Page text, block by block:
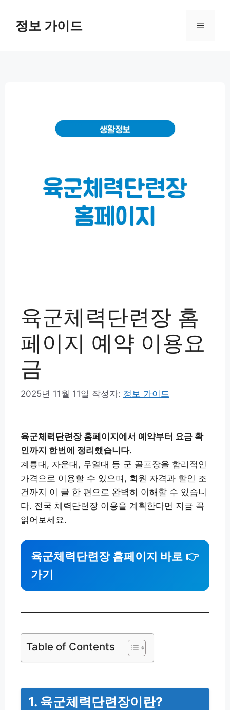
정보 가이드 메
육군체력단련장 홈
페이지 예약 이용요
금
2025년 11월 11일 작성자: 정보 가이드
육군체력단련장 홈페이지에서 예약부터 요금 확
인까지 한번에 정리했습니다.
계룡대, 자운대, 무열대 등 군 골프장을 합리적인
가격으로 이용할 수 있으며, 회원 자격과 할인 조
건까지 이 글 한 편으로 완벽히 이해할 수 있습니
다. 전국 체력단련장 이용을 계획한다면 지금 꼭
읽어보세요.
육군체력단련장 홈페이지 바로
가기
👉
Table of Contents
1. 육군체력단련장이란?